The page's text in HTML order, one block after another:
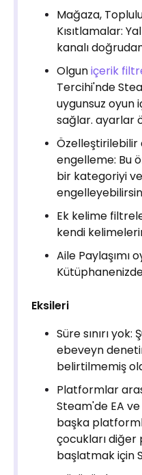
Mağaza,
Kısıtlamalar:
kanalı
Olguniçerik
Tercihi'nde
uygunsuz oyun
sağlar. ayarlar
Özelleştirilebilir
engelleme: Bu
bir kategoriyi
Ek kelime
kendi
Aile Paylaşımı
Eksileri
Süre sınırı
ebeveyn
belirtilmemiş
Platformlar
Steam'de EA
başka
çocukları
başlatmak için